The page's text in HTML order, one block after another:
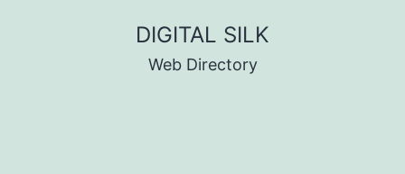
DIGITAL SILK
Web Directory